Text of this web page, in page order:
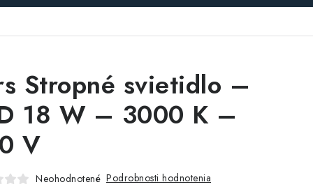
Stropné svietidlo –
18 W – 3000 K –
V
Neohodnotené Podrobnosti hodnotenia